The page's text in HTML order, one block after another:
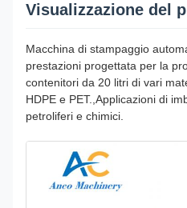
Visualizzazione del
Macchina di stampaggio
prestazioni progettata per la
contenitori da 20 litri di vari
HDPE e PET.,Applicazioni di
petroliferi e chimici.